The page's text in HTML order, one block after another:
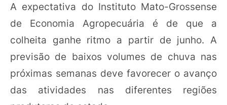
A expectativa do Instituto Mato-Grossense
de Economia Agropecuária é de que a
colheita ganhe ritmo a partir de junho. A
previsão de baixos volumes de chuva nas
próximas semanas deve favorecer o avanço
das atividades nas diferentes regiões